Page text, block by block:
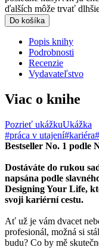
ďalších môže trvať
Do košíka
Popis knihy
Podrobnosti
Recenzie
Vydavateľstvo
Viac o knihe
Pozrieť ukážkuUkážka
#práca v utajení#kariéra
Bestseller No. 1 podle
Dostáváte do rukou
napsána podle
Designing Your Life,
svoji kariérní cestu.
Ať už je vám dvacet
profesionál, možná si
budu? Co by mě